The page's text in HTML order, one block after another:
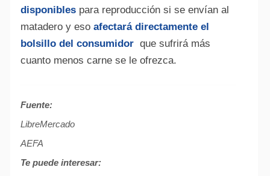
disponibles para reproducción si se envían al
matadero y eso afectará directamente el
bolsillo del consumidor que sufrirá más
cuanto menos carne se le ofrezca.
Fuente:
LibreMercado
AEFA
Te puede interesar: